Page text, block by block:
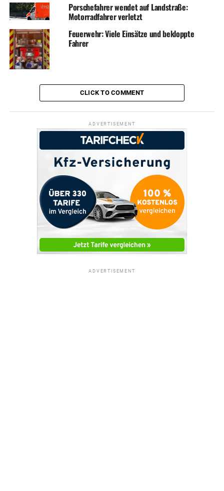
Porschefahrer wendet auf Landstraße:
Motorradfahrer verletzt
Feuerwehr: Viele Einsätze und bekloppte
Fahrer
CLICK TO COMMENT
ADVERTISEMENT
ADVERTISEMENT